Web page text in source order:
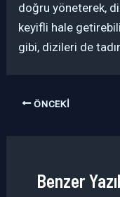
doğru yöneterek,
keyifli hale
gibi, dizileri de
ÖNCEKI
Benzer